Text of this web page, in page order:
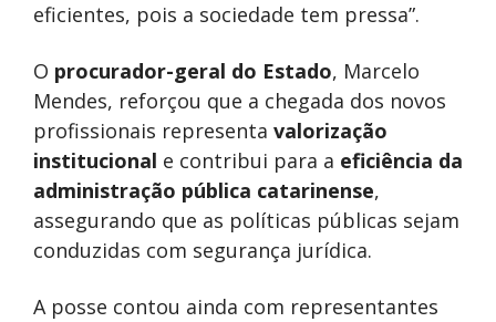
eficientes, pois a sociedade tem pressa”.
O procurador-geral do Estado, Marcelo
Mendes, reforçou que a chegada dos novos
profissionais representa valorização
institucional e contribui para a eficiência da
administração pública catarinense,
assegurando que as políticas públicas sejam
conduzidas com segurança jurídica.
A posse contou ainda com representantes